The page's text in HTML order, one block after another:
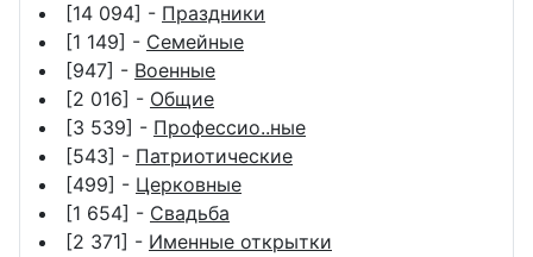
[14 094] - Праздники
[1 149] - Семейные
[947] - Военные
[2 016] - Общие
[3 539] - Профессио..ные
[543] - Патриотические
[499] - Церковные
[1 654] - Свадьба
[2 371] - Именные открытки